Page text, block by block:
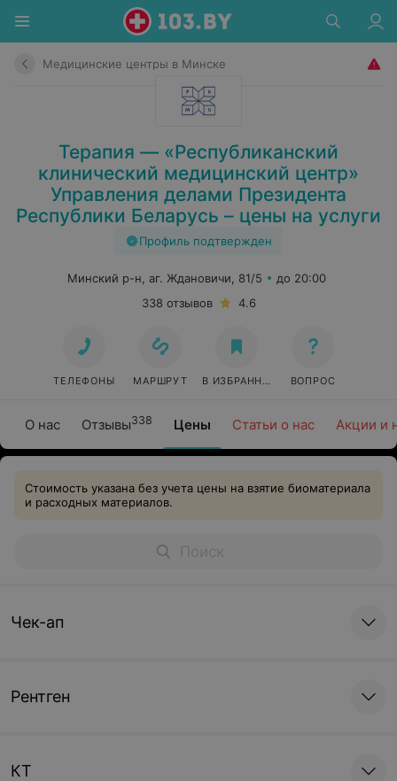
Медицинские центры в Минске
Терапия — «Республиканский
клинический медицинский центр»
Управления делами Президента
Республики Беларусь – цены на услуги
Профиль подтвержден
О нас Отзывы338 Цены Статьи о нас Акции и
Минский р-н, аг. Ждановичи, 81/5
до 20:00
338 отзывов
4.6
ТЕЛЕФОНЫ МАРШРУТ В ИЗБРАННОЕ ВОПРОС
Стоимость указана без учета цены на взятие биоматериала
и расходных материалов.
Чек-ап
Рентген
КТ